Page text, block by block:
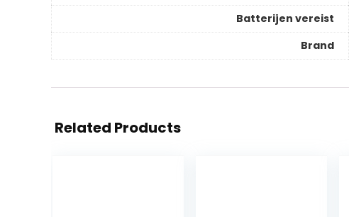
Batterijen vereist
Brand
Related Products